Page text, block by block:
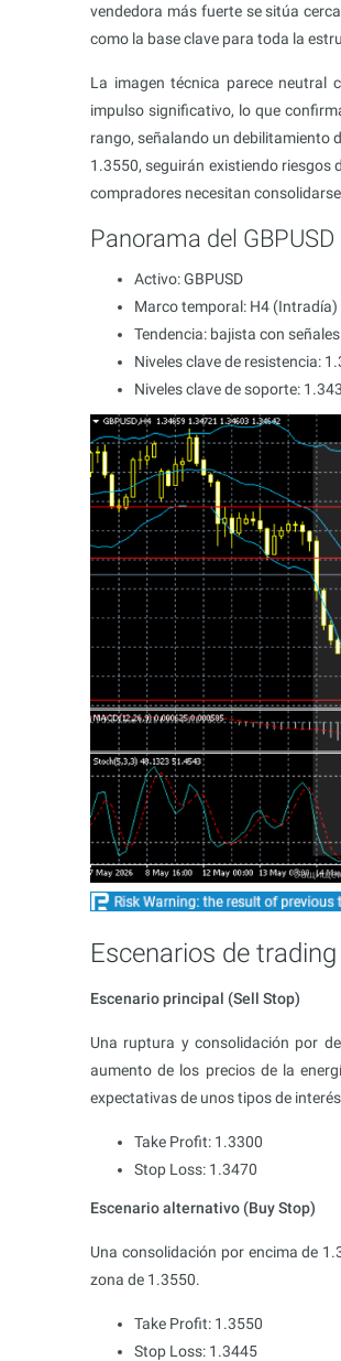
vendedora más fuerte se sitúa
como la base clave para toda la
La imagen técnica parece neutral
impulso significativo, lo que
rango, señalando un debilitamiento
1.3550, seguirán existiendo riesgos
compradores necesitan
Panorama del GBPUSD
Activo: GBPUSD
Marco temporal: H4 (Intradía)
Tendencia: bajista con
Niveles clave de resistencia:
Niveles clave de soporte:
Escenarios de
Escenario principal (Sell Stop)
Una ruptura y consolidación por
aumento de los precios de la
expectativas de unos tipos de
Take Profit: 1.3300
Stop Loss: 1.3470
Escenario alternativo (Buy Stop)
Una consolidación por encima de
zona de 1.3550.
Take Profit: 1.3550
Stop Loss: 1.3445